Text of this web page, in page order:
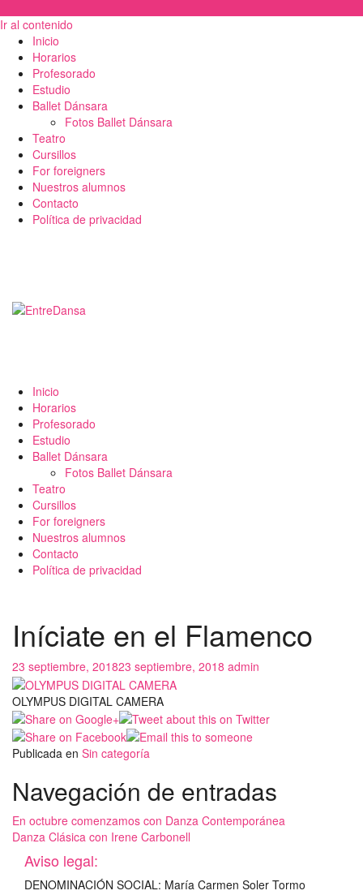
Ir al contenido
Inicio
Horarios
Profesorado
Estudio
Ballet Dánsara
Fotos Ballet Dánsara
Teatro
Cursillos
For foreigners
Nuestros alumnos
Contacto
Política de privacidad
Inicio
Horarios
Profesorado
Estudio
Ballet Dánsara
Fotos Ballet Dánsara
Teatro
Cursillos
For foreigners
Nuestros alumnos
Contacto
Política de privacidad
Iníciate en el Flamenco
23 septiembre, 201823 septiembre, 2018 admin
OLYMPUS DIGITAL CAMERA
Publicada en Sin categoría
Navegación de entradas
En octubre comenzamos con Danza Contemporánea
Danza Clásica con Irene Carbonell
Aviso legal:
DENOMINACIÓN SOCIAL: María Carmen Soler Tormo